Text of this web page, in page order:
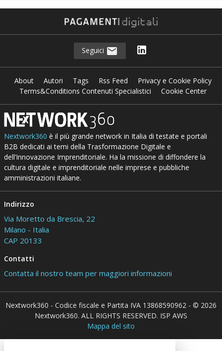
Seguici
About Autori Tags Rss Feed
Privacy e Cookie Policy
Terms&Conditions Contenuti Specialistici
Cookie Center
Nextwork360 è il più grande network in Italia di testate e portali
B2B dedicati ai temi della Trasformazione Digitale e
dell’Innovazione Imprenditoriale. Ha la missione di diffondere la
cultura digitale e imprenditoriale nelle imprese e pubbliche
amministrazioni italiane.
Indirizzo
Via Moretto da Brescia, 22
Milano - Italia
CAP 20133
Contatti
Contatta il nostro team per maggiori informazioni
Nextwork360 - Codice fiscale e Partita IVA 13868590962 - © 2026
Nextwork360. ALL RIGHTS RESERVED. ISP AWS
Mappa del sito